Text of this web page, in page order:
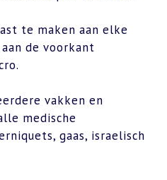
te maken aan elke
de voorkant
vakken en
medische
gaas, israelisch